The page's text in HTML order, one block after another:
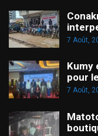
7 Août,
Kumy
pour
7 Août,